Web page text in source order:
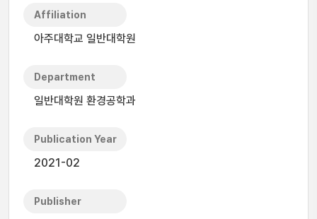
Affiliation
아주대학교 일반대학원
Department
일반대학원 환경공학과
Publication Year
2021-02
Publisher